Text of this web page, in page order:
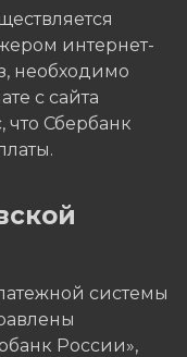
интернет-
необходимо
с сайта
Сбербанк
системы
России»,